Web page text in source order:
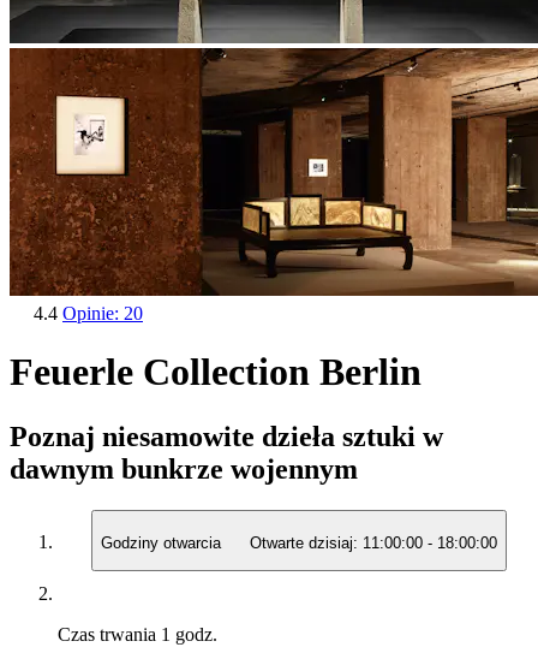
4.4 Opinie: 20
Feuerle Collection Berlin
Poznaj niesamowite dzieła sztuki w
dawnym bunkrze wojennym
Godziny otwarcia Otwarte dzisiaj: 11:00:00 - 18:00:00
Czas trwania 1 godz.